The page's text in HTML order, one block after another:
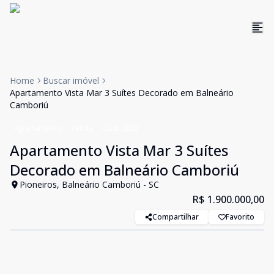
Home
Buscar imóvel
Apartamento Vista Mar 3 Suítes Decorado em Balneário
Camboriú
Apartamento Vista Mar 3 Suítes
Decorado em Balneário Camboriú
Pioneiros, Balneário Camboriú - SC
R$ 1.900.000,00
Compartilhar Favorito